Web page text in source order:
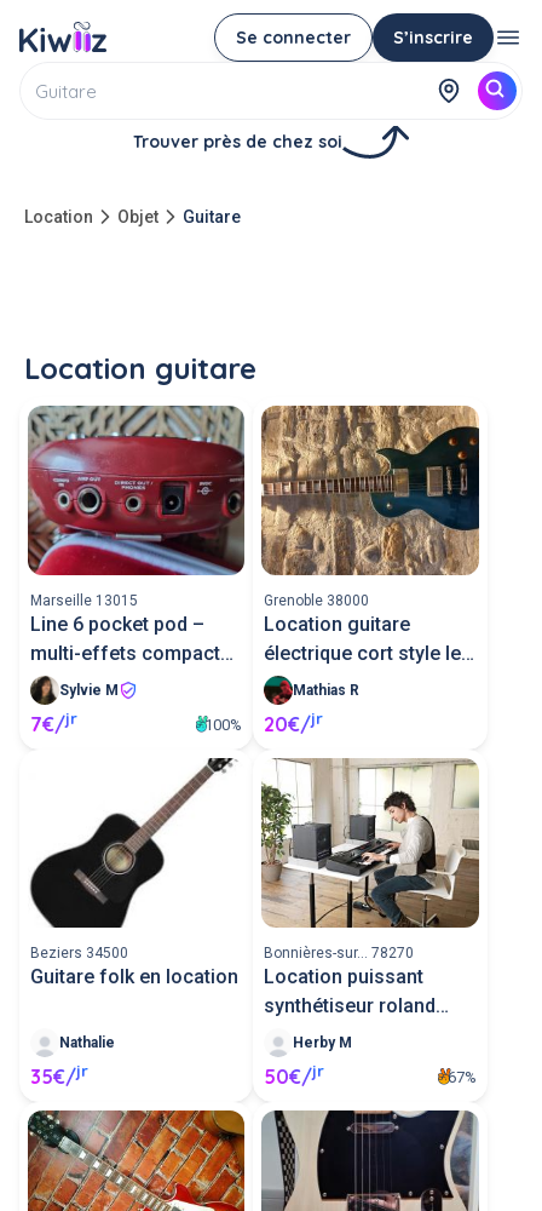
Se connecter S’inscrire
Trouver près de chez soi
Location Objet Guitare
Location guitare
Marseille 13015
Line 6 pocket pod –
multi-effets compact
pourSylvie M
7€/jr 100%
Grenoble 38000
Location guitare
électrique cort style les
pa Mathias R
20€/jr
Beziers 34500
Guitare folk en location
Nathalie
35€/jr
Bonnières-sur... 78270
Location puissant
synthétiseur roland
juno di
Herby M
50€/jr 67%